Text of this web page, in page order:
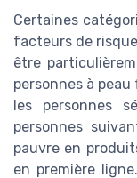
Certaines
facteurs de
être
personnes à
les personnes
personnes
pauvre en
en première